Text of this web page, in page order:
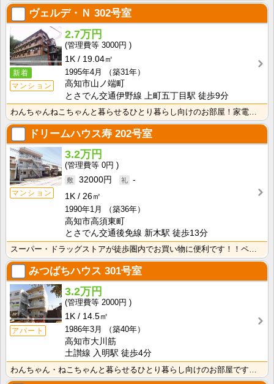
ヴェルデ・Ｎ 302号室
新着
マンション
2.7万円
3000円
1K
19.04㎡
1995年4月
（築31年）
高知市山ノ端町
とさでん交通伊野線 上町五丁目駅 徒歩9分
ドリームハウス寿 202号室
マンション
3.2万円
0円
32000円
-
1K
26㎡
1990年1月
（築36年）
高知市高須東町
とさでん交通後免線 新木駅 徒歩13分
みつばちハウス 301号室
アパート
3.2万円
2000円
1K
14.5㎡
1986年3月
（築40年）
高知市大川筋
土讃線 入明駅 徒歩4分